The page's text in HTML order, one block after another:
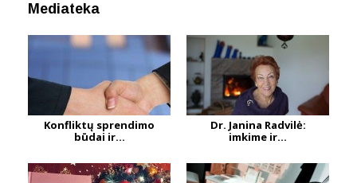
Mediateka
Konfliktų sprendimo
būdai ir...
Dr. Janina Radvilė:
imkime ir...